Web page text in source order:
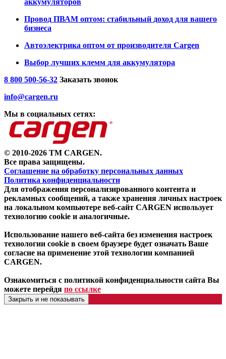
Провод ПВАМ оптом: стабильный доход для вашего
бизнеса
Автоэлектрика оптом от производителя Cargen
Выбор лучших клемм для аккумулятора
8 800 500-56-32 Заказать звонок
info@cargen.ru
Мы в социальных сетях:
© 2010-2026 TM CARGEN.
Все права защищены.
Соглашение на обработку персональных данных
Политика конфиденциальности
Для отображения персонализированного контента и
рекламных сообщений, а также хранения личных настроек
на локальном компьютере веб-сайт CARGEN использует
технологию cookie и аналогичные.
Использование нашего веб-сайта без изменения настроек
технологии cookie в своем браузере будет означать Ваше
согласие на применение этой технологии компанией
CARGEN.
Ознакомиться с политикой конфиденциальности сайта Вы
можете перейдя по ссылке
Закрыть и не показывать